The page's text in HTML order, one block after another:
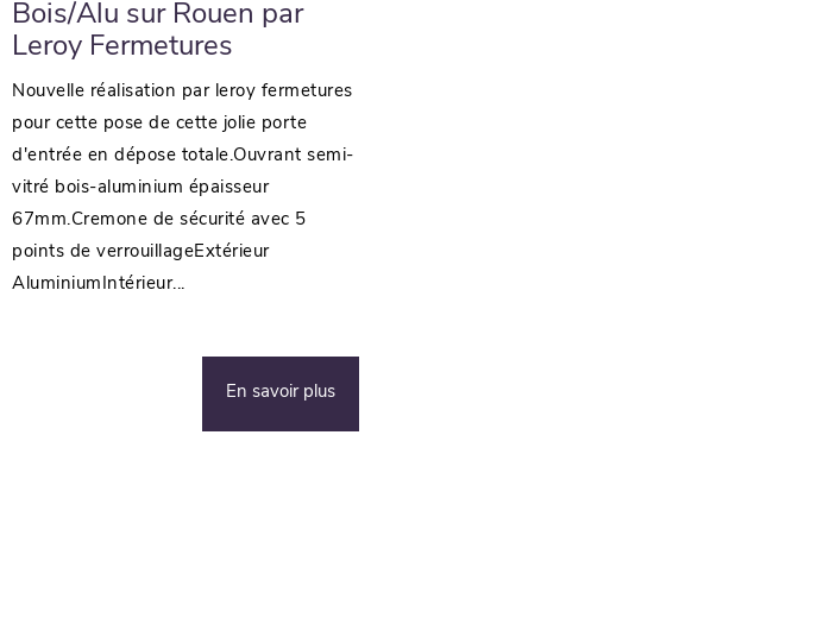
Bois/Alu sur Rouen par
Leroy Fermetures
Nouvelle réalisation par leroy fermetures
pour cette pose de cette jolie porte
d'entrée en dépose totale.Ouvrant semi-
vitré bois-aluminium épaisseur
67mm.Cremone de sécurité avec 5
points de verrouillageExtérieur
AluminiumIntérieur...
En savoir plus